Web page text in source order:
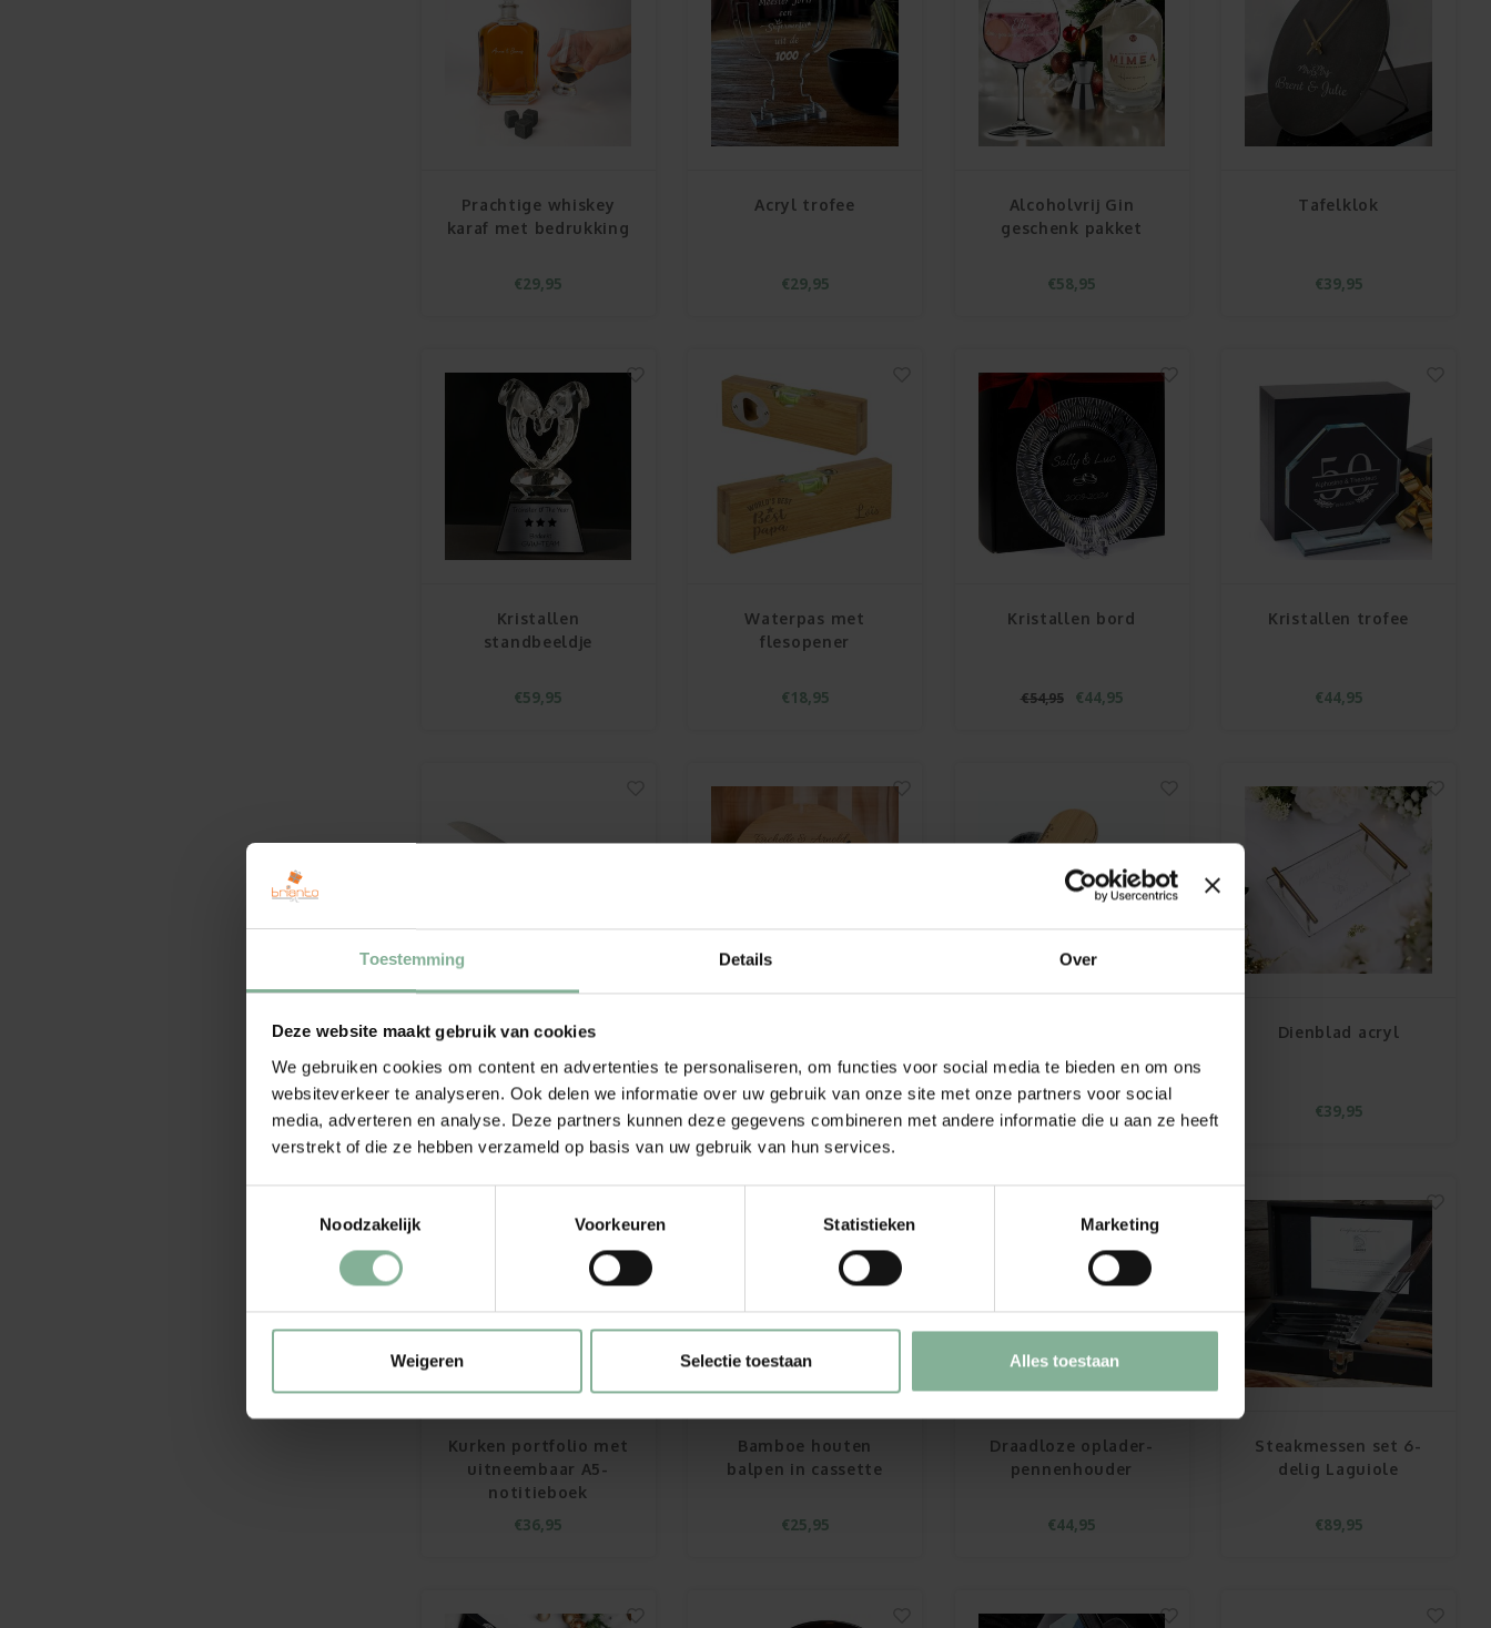
Toestemming Details Over
Deze website maakt gebruik van cookies
We gebruiken cookies om content en advertenties te personaliseren, om functies voor social media te bieden en om ons
websiteverkeer te analyseren. Ook delen we informatie over uw gebruik van onze site met onze partners voor social
media, adverteren en analyse. Deze partners kunnen deze gegevens combineren met andere informatie die u aan ze heeft
verstrekt of die ze hebben verzameld op basis van uw gebruik van hun services.
Noodzakelijk
Voorkeuren Statistieken Marketing
Weigeren Selectie toestaan Alles toestaan
Prachtige whiskey
karaf met bedrukking
€29,95
Acryl trofee
€29,95
Alcoholvrij Gin
geschenk pakket
€58,95
Tafelklok
€39,95
Kristallen
standbeeldje
€59,95
Waterpas met
flesopener
€18,95
Kristallen bord
€54,95 €44,95
Kristallen trofee
€44,95
Robert Herder
€15,95 €11,95 €39,95
telefoonhouder
€16,95
€14,95
Dienblad acryl
€39,95
Kurken portfolio met
uitneembaar A5-
notitieboek
€36,95
Bamboe houten
balpen in cassette
€25,95
Draadloze oplader-
pennenhouder
€44,95
Steakmessen set 6-
delig Laguiole
€89,95